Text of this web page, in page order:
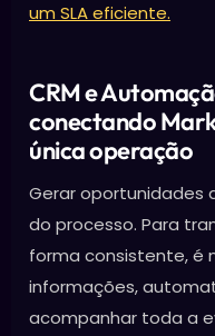
um SLA eficiente.
CRM e
conectando
única operação
Gerar oportunidades
do processo. Para
forma consistente, é
informações,
acompanhar toda a